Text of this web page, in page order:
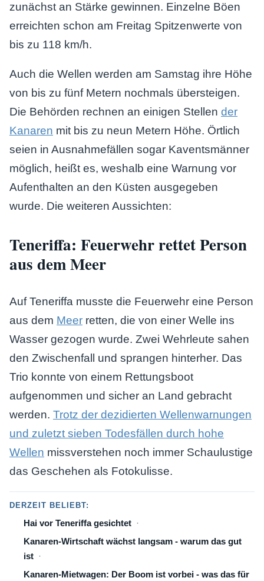
zunächst an Stärke gewinnen. Einzelne Böen
erreichten schon am Freitag Spitzenwerte von
bis zu 118 km/h.
Auch die Wellen werden am Samstag ihre Höhe
von bis zu fünf Metern nochmals übersteigen.
Die Behörden rechnen an einigen Stellen der
Kanaren mit bis zu neun Metern Höhe. Örtlich
seien in Ausnahmefällen sogar Kaventsmänner
möglich, heißt es, weshalb eine Warnung vor
Aufenthalten an den Küsten ausgegeben
wurde. Die weiteren Aussichten:
Teneriffa: Feuerwehr rettet Person
aus dem Meer
Auf Teneriffa musste die Feuerwehr eine Person
aus dem Meer retten, die von einer Welle ins
Wasser gezogen wurde. Zwei Wehrleute sahen
den Zwischenfall und sprangen hinterher. Das
Trio konnte von einem Rettungsboot
aufgenommen und sicher an Land gebracht
werden. Trotz der dezidierten Wellenwarnungen
und zuletzt sieben Todesfällen durch hohe
Wellen missverstehen noch immer Schaulustige
das Geschehen als Fotokulisse.
DERZEIT BELIEBT:
Hai vor Teneriffa gesichtet
Kanaren-Wirtschaft wächst langsam - warum das gut
ist
Kanaren-Mietwagen: Der Boom ist vorbei - was das für